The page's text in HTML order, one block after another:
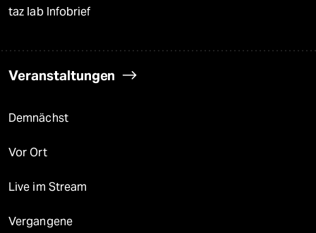
taz lab Infobrief
Veranstaltungen
Demnächst
Vor Ort
Live im Stream
Vergangene